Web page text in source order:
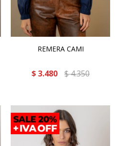
REMERA CAMI
$ 3.480 $4.350